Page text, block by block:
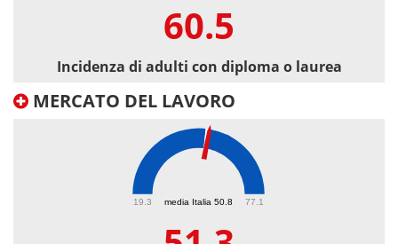
60.5
Incidenza di adulti con diploma o laurea
MERCATO DEL LAVORO
media Italia 50.8
19.3 77.1